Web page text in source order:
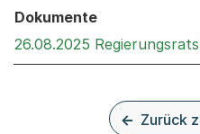
Dokumente
26.08.2025
Zurück